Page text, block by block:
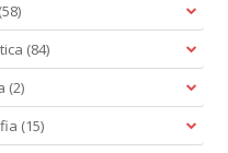
(58)
(84)
(2)
(15)